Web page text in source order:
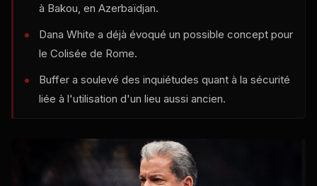
à Bakou, en Azerbaïdjan.
Dana White a déjà évoqué un possible concept pour
le Colisée de Rome.
Buffer a soulevé des inquiétudes quant à la sécurité
liée à l'utilisation d'un lieu aussi ancien.